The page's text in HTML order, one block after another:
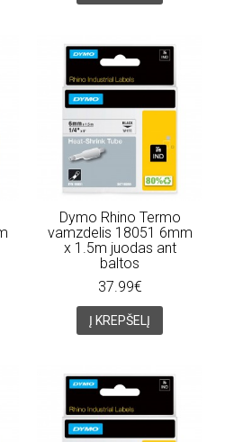
Dymo Rhino Termo
vamzdelis 18051 6mm
x 1.5m juodas ant
baltos
37.99€
Į KREPŠELĮ